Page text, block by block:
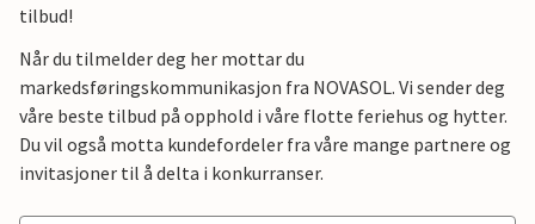
tilbud!
Når du tilmelder deg her mottar du
markedsføringskommunikasjon fra NOVASOL. Vi sender deg
våre beste tilbud på opphold i våre flotte feriehus og hytter.
Du vil også motta kundefordeler fra våre mange partnere og
invitasjoner til å delta i konkurranser.